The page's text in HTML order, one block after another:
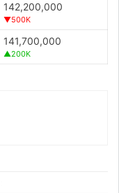
142,200,000
▼500K
141,700,000
▲200K